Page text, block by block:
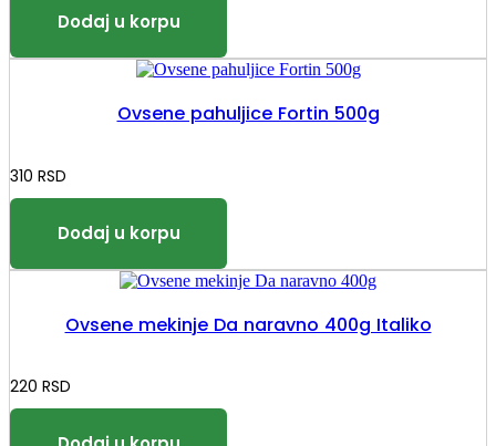
Ovsene pahuljice Fortin 500g
310 RSD
Ovsene mekinje Da naravno 400g Italiko
220 RSD